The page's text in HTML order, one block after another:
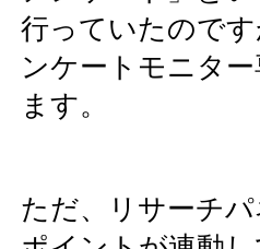
行っていたので
ンケートモニタ
ます。
ただ、リサーチ